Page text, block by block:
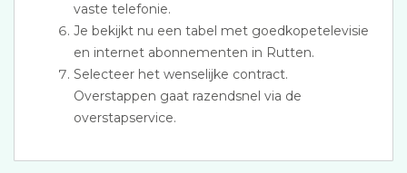
vaste telefonie.
Je bekijkt nu een tabel met goedkopetelevisie
en internet abonnementen in Rutten.
Selecteer het wenselijke contract.
Overstappen gaat razendsnel via de
overstapservice.